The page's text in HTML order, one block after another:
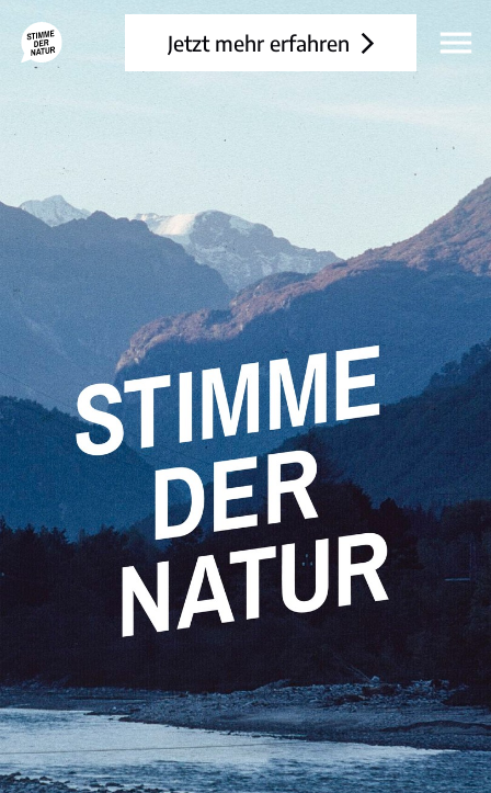
Jetzt mehr erfahren
Menü
öffnen